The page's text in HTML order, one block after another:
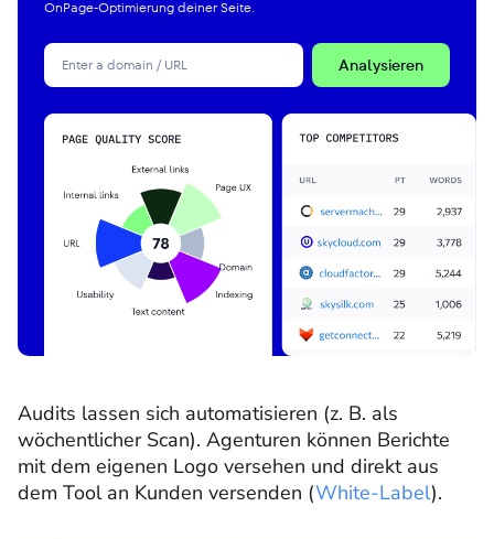
OnPage-Optimierung deiner Seite.
Analysieren
Audits lassen sich automatisieren (z. B. als
wöchentlicher Scan). Agenturen können Berichte
mit dem eigenen Logo versehen und direkt aus
dem Tool an Kunden versenden (White-Label).